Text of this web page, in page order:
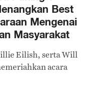
Best
Mengenai
Masyarakat
Eilish, serta Will
acara